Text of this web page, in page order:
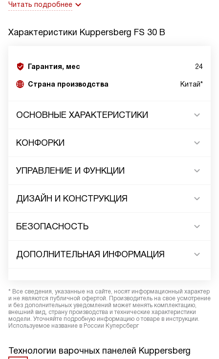
Читать подробнее
Характеристики Kuppersberg FS 30 B
Гарантия, мес 24
Страна производства Китай*
ОСНОВНЫЕ ХАРАКТЕРИСТИКИ
КОНФОРКИ
УПРАВЛЕНИЕ И ФУНКЦИИ
ДИЗАЙН И КОНСТРУКЦИЯ
БЕЗОПАСНОСТЬ
ДОПОЛНИТЕЛЬНАЯ ИНФОРМАЦИЯ
* Все сведения, указанные на сайте, носят информационный характер
и не являются публичной офертой. Производитель на свое усмотрение
и без дополнительных уведомлений может менять комплектацию,
внешний вид, страну производства и технические характеристики
модели. Уточняйте подробную информацию о товаре в инструкции.
Используемое название в России Куперсберг
Технологии варочных панелей Kuppersberg